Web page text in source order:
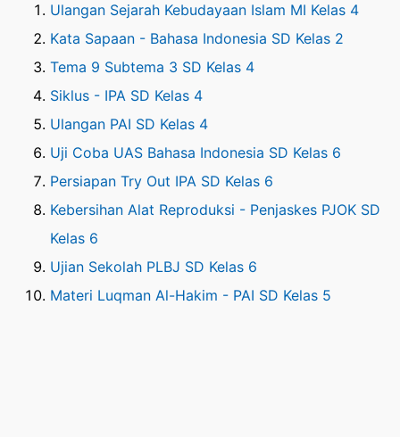
Ulangan Sejarah Kebudayaan Islam MI Kelas 4
Kata Sapaan - Bahasa Indonesia SD Kelas 2
Tema 9 Subtema 3 SD Kelas 4
Siklus - IPA SD Kelas 4
Ulangan PAI SD Kelas 4
Uji Coba UAS Bahasa Indonesia SD Kelas 6
Persiapan Try Out IPA SD Kelas 6
Kebersihan Alat Reproduksi - Penjaskes PJOK SD
Kelas 6
Ujian Sekolah PLBJ SD Kelas 6
Materi Luqman Al-Hakim - PAI SD Kelas 5